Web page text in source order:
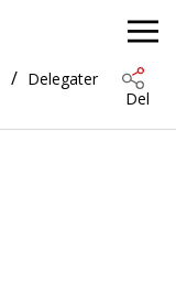
Delegater
Del